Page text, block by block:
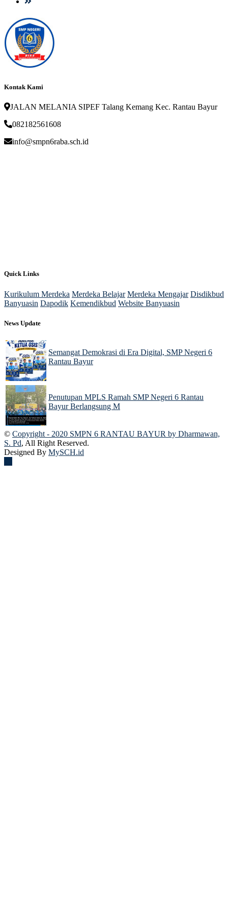
Kontak Kami
JALAN MELANIA SIPEF Talang Kemang Kec. Rantau Bayur
082182561608
info@smpn6raba.sch.id
Quick Links
Kurikulum Merdeka Merdeka Belajar Merdeka Mengajar Disdikbud
Banyuasin Dapodik Kemendikbud Website Banyuasin
News Update
Semangat Demokrasi di Era Digital, SMP Negeri 6
Rantau Bayur
Penutupan MPLS Ramah SMP Negeri 6 Rantau
Bayur Berlangsung M
© Copyright - 2020 SMPN 6 RANTAU BAYUR by Dharmawan,
S. Pd, All Right Reserved.
Designed By MySCH.id